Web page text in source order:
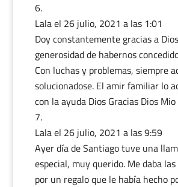
Lalael 26 julio, 2021 a las 1:01
Doy constantemente gracias a
generosidad de habernos
Con luchas y problemas, siempre
solucionadose. El amir familiar lo
con la ayuda Dios Gracias Dios Mio
Lalael 26 julio, 2021 a las 9:59
Ayer día de Santiago tuve una
especial, muy querido. Me daba
por un regalo que le había hecho